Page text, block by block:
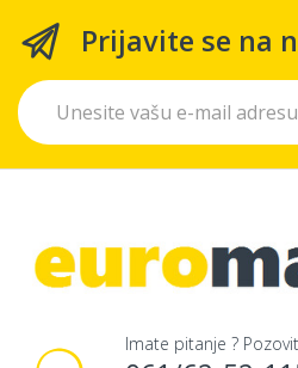
Prijavite se na
Imate pitanje ?